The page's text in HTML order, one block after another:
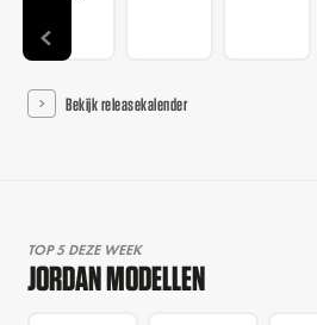
Bekijk releasekalender
TOP 5 DEZE WEEK
JORDAN MODELLEN